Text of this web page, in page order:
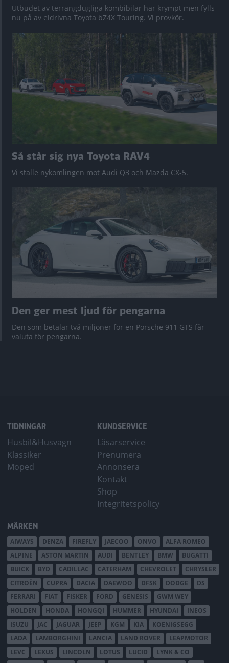
Utbudet av terrängdugliga kombibilar har krympt men fylls
nu på av eldrivna Toyota bZ4X Touring. Vi provkör.
Så står sig nya Toyota RAV4
Vi ställe nykomlingen mot Audi Q3 och Mazda CX-5.
Den ger mest ljud för pengarna
Den som betalar två miljoner för en Porsche 911 GTS får
valuta för pengarna.
TIDNINGAR
Husbil&Husvagn
Klassiker
Moped
KUNDSERVICE
Läsarservice
Prenumera
Annonsera
Kontakt
Shop
Integritetspolicy
MÄRKEN
AIWAYS DENZA FIREFLY JAECOO ONVO
ALFA ROMEO
ALPINE
ASTON MARTIN AUDI BENTLEY BMW
BUGATTI
BUICK
BYD CADILLAC CATERHAM CHEVROLET
CHRYSLER
CITROËN
CUPRA DACIA DAEWOO DFSK DODGE
DS
FERRARI
FIAT FISKER FORD GENESIS
GWM WEY
HOLDEN
HONDA HONGQI HUMMER HYUNDAI
INEOS
ISUZU
JAC JAGUAR JEEP KGM KIA
KOENIGSEGG
LADA
LAMBORGHINI LANCIA LAND ROVER
LEAPMOTOR
LEVC
LEXUS LINCOLN LOTUS LUCID
LYNK & CO